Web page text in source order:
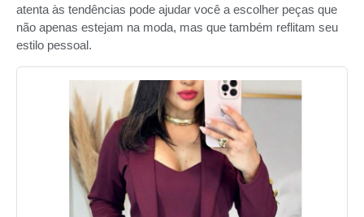
atenta às tendências pode ajudar você a escolher peças que
não apenas estejam na moda, mas que também reflitam seu
estilo pessoal.